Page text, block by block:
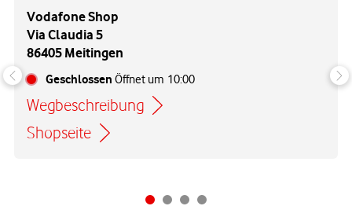
Vodafone Shop
Via Claudia 5
86405 Meitingen
Geschlossen Öffnet um 10:00
Wegbeschreibung
Link öffnet in einem neuen Tab
Shopseite